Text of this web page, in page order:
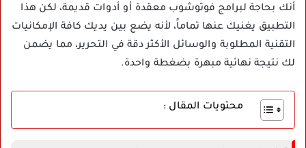
أنك بحاجة لبرامج فوتوشوب معقدة أو أدوات قديمة، لكن هذا
التطبيق يغنيك عنها تماماً، لأنه يضع بين يديك كافة الإمكانيات
التقنية المطلوبة والوسائل الأكثر دقة في التحرير، مما يضمن
لك نتيجة نهائية مبهرة بضغطة واحدة.
محتويات المقال :